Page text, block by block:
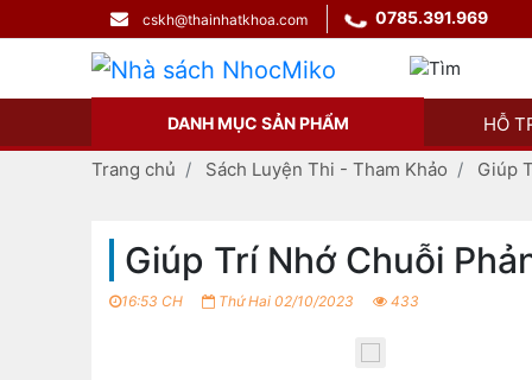
cskh@thainhatkhoa.com 0785.391.969Phân
HỖ
DANH MỤC SẢN PHẨM
Trang chủ Sách Luyện Thi - Tham Khảo Giúp
Giúp Trí Nhớ Chuỗi
16:53 CH Thứ Hai 02/10/2023 433